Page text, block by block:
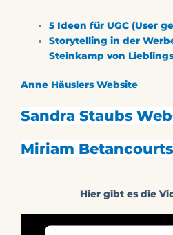
5 Ideen für UGC (User
Storytelling in der
Steinkamp von
Anne Häuslers Website
Sandra Staubs
Miriam
Hier gibt es die